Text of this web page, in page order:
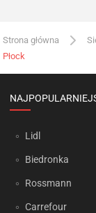
Strona główna
Płock
Lidl
Biedronka
Rossmann
Carrefour